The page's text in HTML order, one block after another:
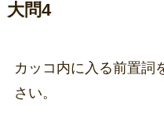
大問4
カッコ内に入る前置詞
さい。